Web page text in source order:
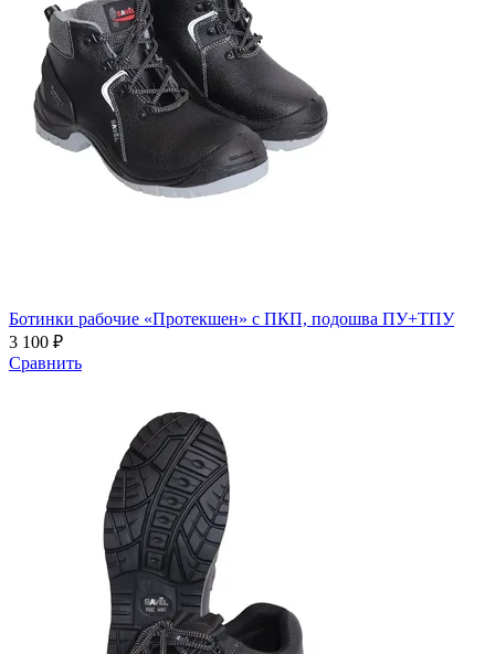
Ботинки рабочие «Протекшен» с ПКП, подошва ПУ+ТПУ
3 100 ₽
Сравнить